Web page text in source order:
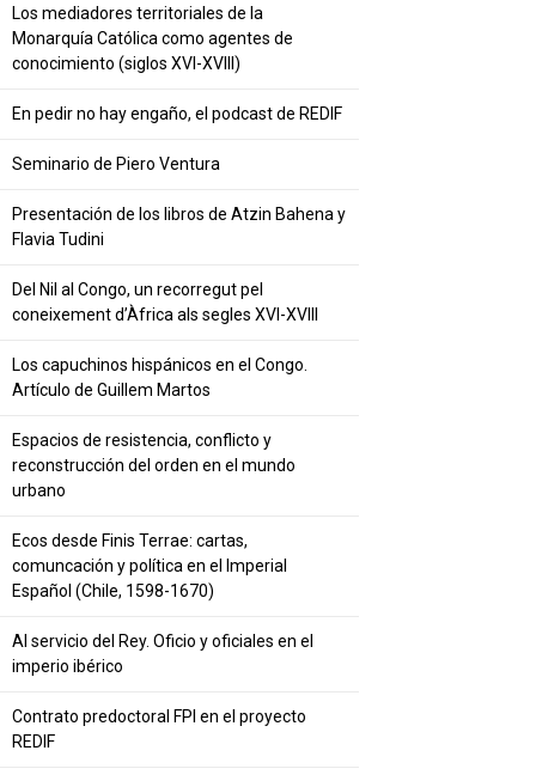
Los mediadores territoriales de la
Monarquía Católica como agentes de
conocimiento (siglos XVI-XVIII)
En pedir no hay engaño, el podcast de REDIF
Seminario de Piero Ventura
Presentación de los libros de Atzin Bahena y
Flavia Tudini
Del Nil al Congo, un recorregut pel
coneixement d’Àfrica als segles XVI-XVIII
Los capuchinos hispánicos en el Congo.
Artículo de Guillem Martos
Espacios de resistencia, conflicto y
reconstrucción del orden en el mundo
urbano
Ecos desde Finis Terrae: cartas,
comuncación y política en el Imperial
Español (Chile, 1598-1670)
Al servicio del Rey. Oficio y oficiales en el
imperio ibérico
Contrato predoctoral FPI en el proyecto
REDIF